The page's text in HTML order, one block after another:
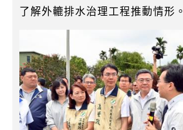
了解外轆排水治理工程推動情形。